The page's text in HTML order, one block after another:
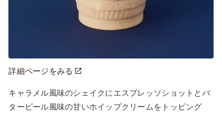
詳細ページをみる
キャラメル風味のシェイクにエスプレッソショットとバ
タービール風味の甘いホイップクリームをトッピング